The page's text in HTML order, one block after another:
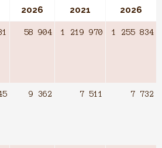
2026 2021 2026
58 904 1 219 970 1 255 834
9 362 7 511 7 732